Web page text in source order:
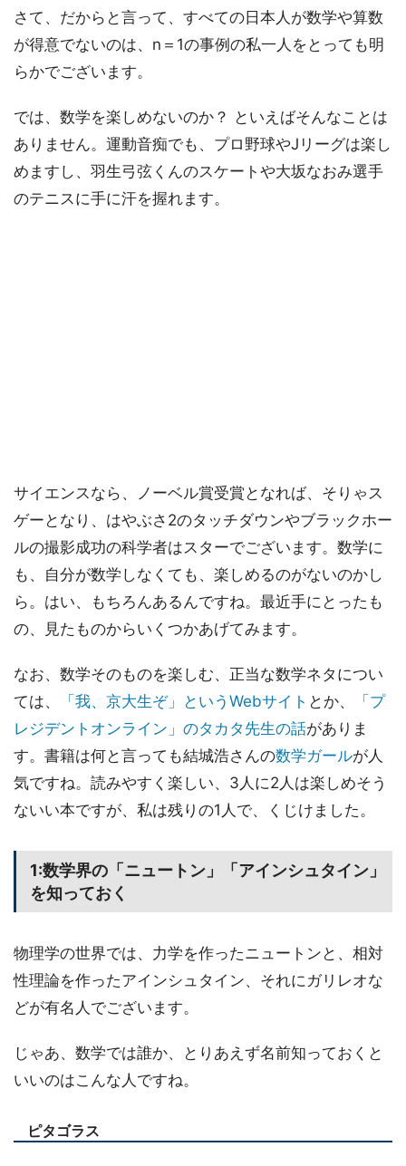
さて、だからと言って、すべての日本人が数学や算数
が得意でないのは、n＝1の事例の私一人をとっても明
らかでございます。
では、数学を楽しめないのか？ といえばそんなことは
ありません。運動音痴でも、プロ野球やJリーグは楽し
めますし、羽生弓弦くんのスケートや大坂なおみ選手
のテニスに手に汗を握れます。
サイエンスなら、ノーベル賞受賞となれば、そりゃス
ゲーとなり、はやぶさ2のタッチダウンやブラックホー
ルの撮影成功の科学者はスターでございます。数学に
も、自分が数学しなくても、楽しめるのがないのかし
ら。はい、もちろんあるんですね。最近手にとったも
の、見たものからいくつかあげてみます。
なお、数学そのものを楽しむ、正当な数学ネタについ
ては、
「我、京大生ぞ」というWebサイト とか、
「プ
レジデントオンライン」のタカタ先生の話がありま
す。書籍は何と言っても結城浩さんの数学ガールが人
気ですね。読みやすく楽しい、3人に2人は楽しめそう
ないい本ですが、私は残りの1人で、くじけました。
1:数学界の「ニュートン」「アインシュタイン」
を知っておく
物理学の世界では、力学を作ったニュートンと、相対
性理論を作ったアインシュタイン、それにガリレオな
どが有名人でございます。
じゃあ、数学では誰か、とりあえず名前知っておくと
いいのはこんな人ですね。
ピタゴラス